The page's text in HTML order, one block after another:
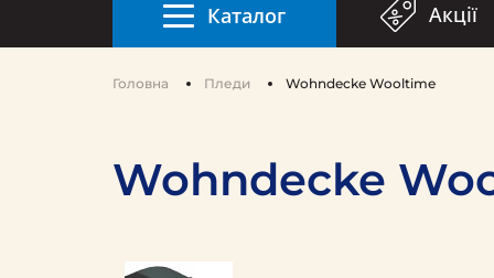
Каталог Акції
Головна Пледи Wohndecke Wooltime
Wohndecke